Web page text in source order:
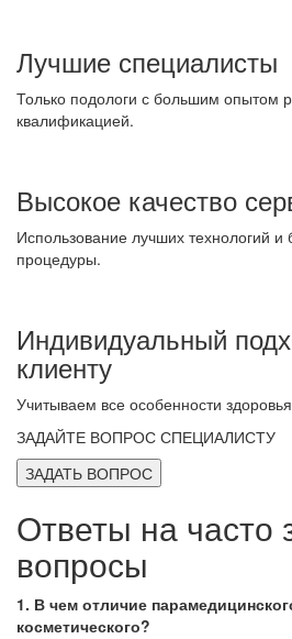
Лучшие специалисты
Только подологи с большим опытом
квалификацией.
Высокое качество
Использование лучших технологий и
процедуры.
Индивидуальный
клиенту
Учитываем все особенности
ЗАДАЙТЕ ВОПРОС СПЕЦИАЛИСТУ
ЗАДАТЬ ВОПРОС
Ответы на часто
вопросы
1. В чем отличие
косметического?